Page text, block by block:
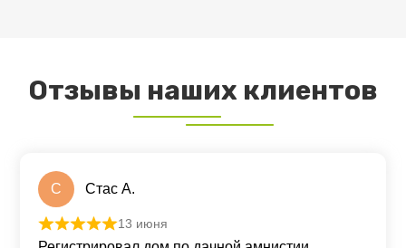
Отзывы наших клиентов
С Стас А.
Оценка
13 июня